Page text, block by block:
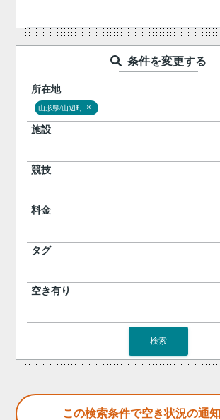
条件を変更する
所在地
山形県/山辺町 ×
施設
競技
料金
タグ
空き有り
検索